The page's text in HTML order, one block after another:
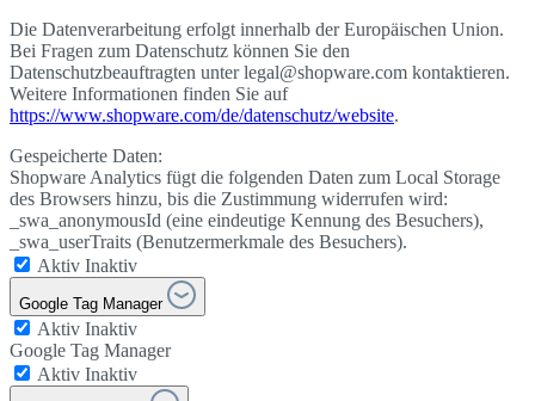
Die Datenverarbeitung erfolgt innerhalb der Europäischen Union.
Bei Fragen zum Datenschutz können Sie den
Datenschutzbeauftragten unter legal@shopware.com kontaktieren.
Weitere Informationen finden Sie auf
https://www.shopware.com/de/datenschutz/website.
Gespeicherte Daten:
Shopware Analytics fügt die folgenden Daten zum Local Storage
des Browsers hinzu, bis die Zustimmung widerrufen wird:
_swa_anonymousId (eine eindeutige Kennung des Besuchers),
_swa_userTraits (Benutzermerkmale des Besuchers).
Aktiv Inaktiv
Google Tag Manager
Aktiv Inaktiv
Google Tag Manager
Aktiv Inaktiv